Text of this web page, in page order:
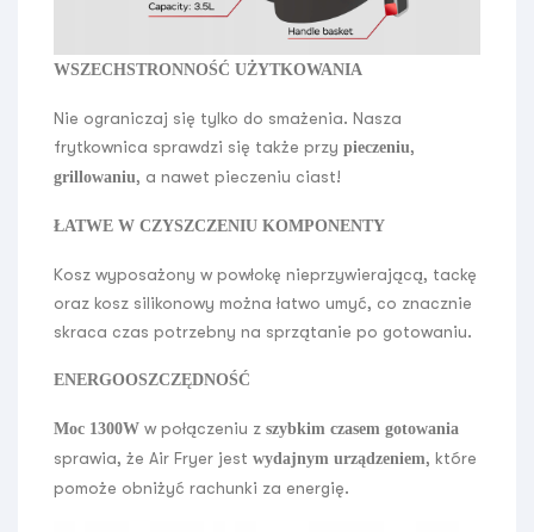
WSZECHSTRONNOŚĆ UŻYTKOWANIA
Nie ograniczaj się tylko do smażenia. Nasza
frytkownica sprawdzi się także przy pieczeniu,
grillowaniu, a nawet pieczeniu ciast!
ŁATWE W CZYSZCZENIU KOMPONENTY
Kosz wyposażony w powłokę nieprzywierającą, tackę
oraz kosz silikonowy można łatwo umyć, co znacznie
skraca czas potrzebny na sprzątanie po gotowaniu.
ENERGOOSZCZĘDNOŚĆ
Moc 1300W w połączeniu z szybkim czasem gotowania
sprawia, że Air Fryer jest wydajnym urządzeniem, które
pomoże obniżyć rachunki za energię.